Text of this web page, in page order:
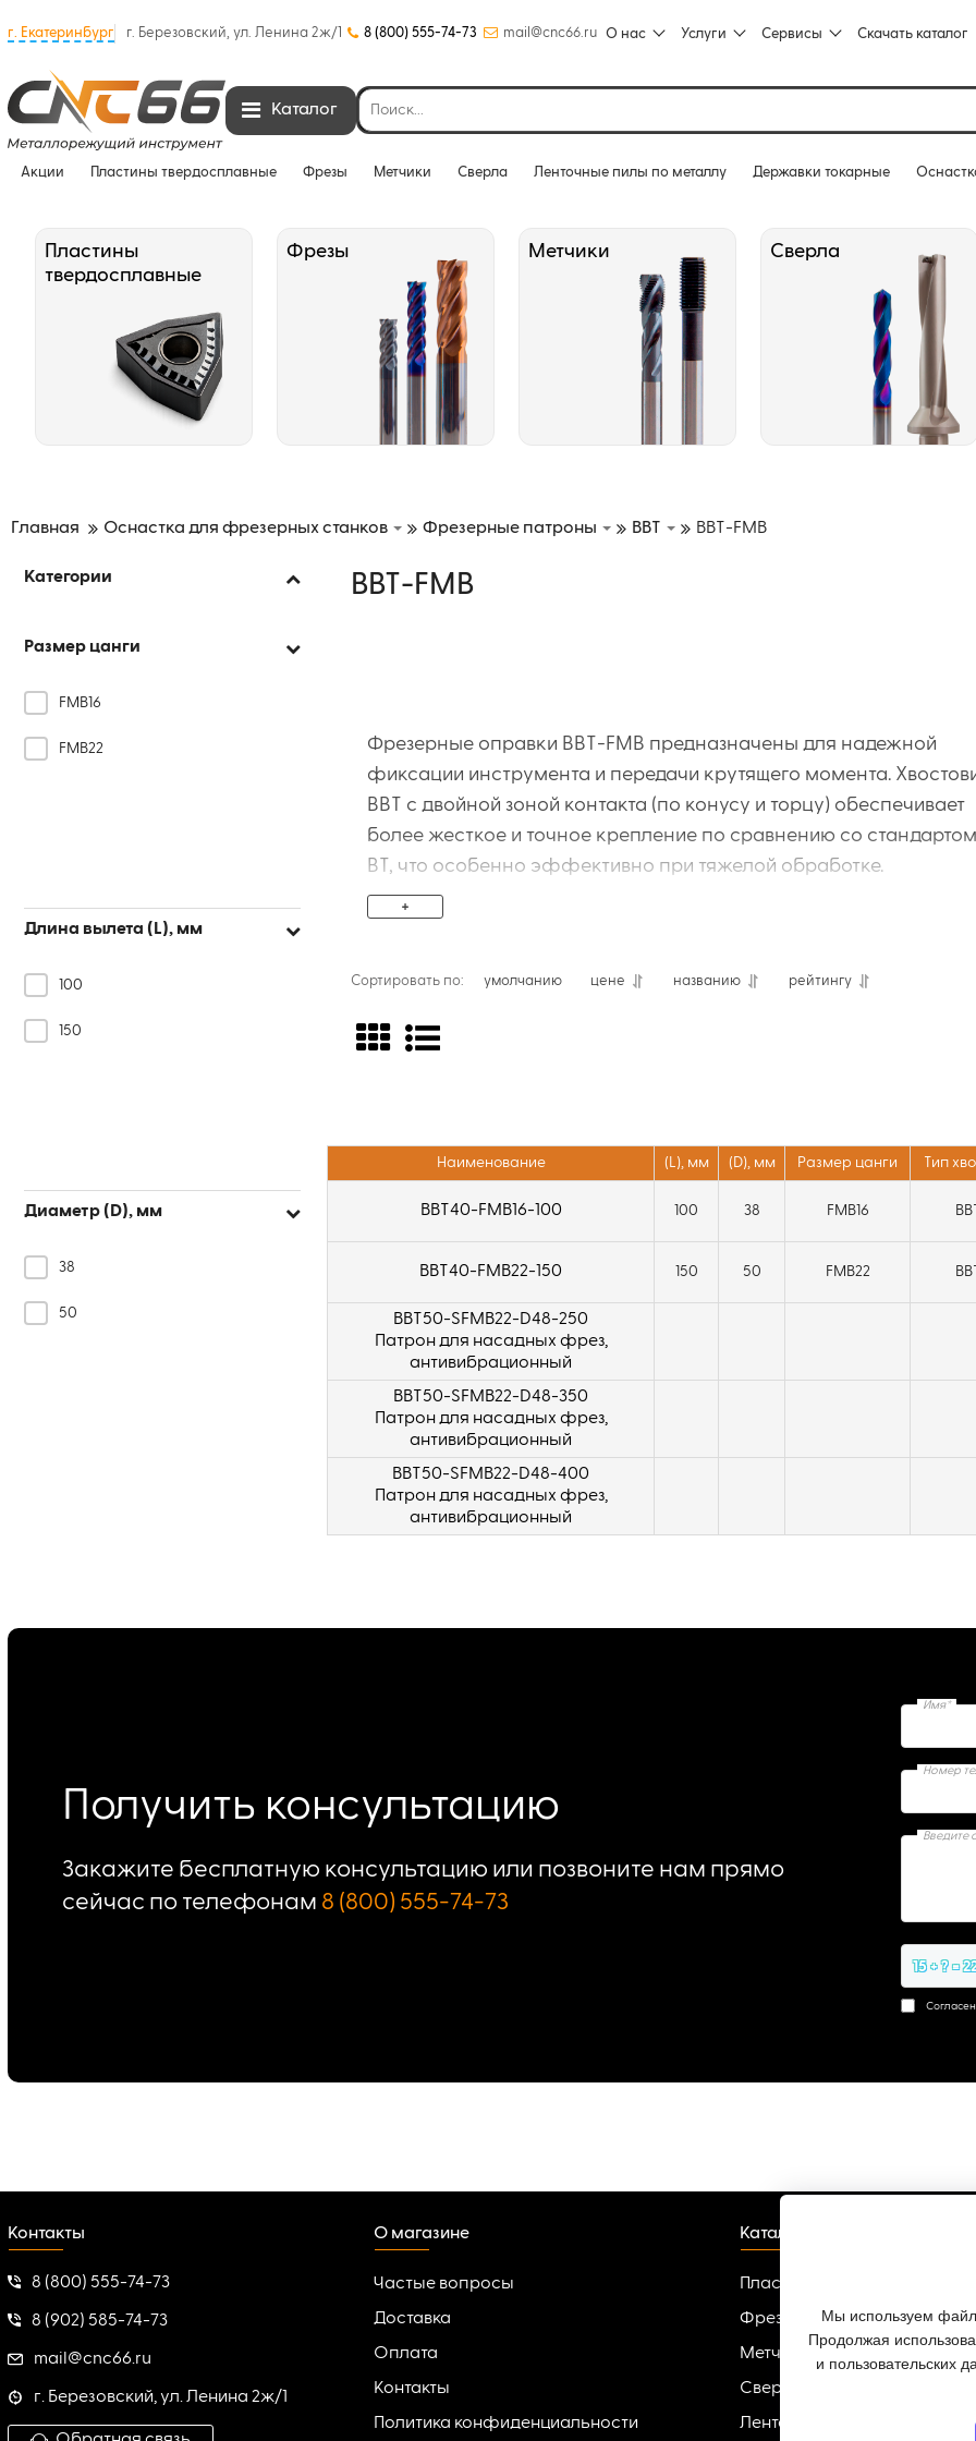
г. Екатеринбург г. Березовский, ул. Ленина 2ж/1 8 (800) 555-74-73 mail@cnc66.ru О нас Услуги Сервисы Скачать каталог
Каталог
Акции Пластины твердосплавные Фрезы Метчики Сверла Ленточные пилы по металлу Державки токарные
Пластины
твердосплавные
Фрезы Метчики Сверла
Главная Оснастка для фрезерных станков Фрезерные патроны BBT BBT-FMB
Категории
Размер цанги
FMB16
FMB22
Длина вылета (L), мм
100
150
Диаметр (D), мм
38
50
BBT-FMB
Фрезерные оправки BBT-FMB предназначены для надежной
фиксации инструмента и передачи крутящего момента.
BBT с двойной зоной контакта (по конусу и торцу) обеспечивает
более жесткое и точное крепление по сравнению со стандартом
BT, что особенно эффективно при тяжелой обработке.
+
Сортировать по: умолчанию цене названию рейтингу
Наименование (L), мм (D), мм Размер цанги Тип
BBT40-FMB16-100 100 38 FMB16
BBT40-FMB22-150 150 50 FMB22
BBT50-SFMB22-D48-250
Патрон для насадных фрез,
антивибрационный
BBT50-SFMB22-D48-350
Патрон для насадных фрез,
антивибрационный
BBT50-SFMB22-D48-400
Патрон для насадных фрез,
антивибрационный
Получить консультацию
Закажите бесплатную консультацию или позвоните нам прямо
сейчас по телефонам 8 (800) 555-74-73
Имя*
Номер
Введите
15 + ? =
Контакты
8 (800) 555-74-73
8 (902) 585-74-73
mail@cnc66.ru
г. Березовский, ул. Ленина 2ж/1
О магазине
Частые вопросы
Доставка
Оплата
Контакты
Политика конфиденциальности
Каталог
Пластины твердосплавные
Фрезы
Метчики
Сверла
Ленточные пилы по металлу
Мы используем
Продолжая
и пользовательских